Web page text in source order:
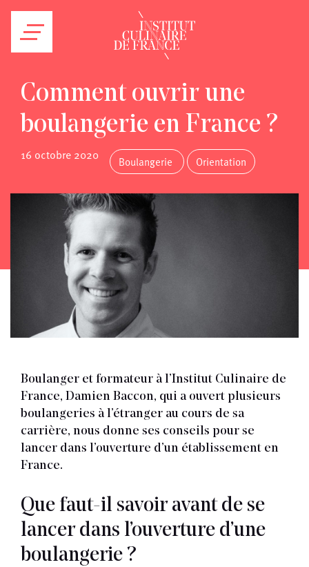
Comment ouvrir une
boulangerie en France ?
16 octobre 2020 Boulangerie Orientation
Boulanger et formateur à l’Institut Culinaire de
France, Damien Baccon, qui a ouvert plusieurs
boulangeries à l’étranger au cours de sa
carrière, nous donne ses conseils pour se
lancer dans l’ouverture d’un établissement en
France.
Que faut-il savoir avant de se
lancer dans l’ouverture d’une
boulangerie ?